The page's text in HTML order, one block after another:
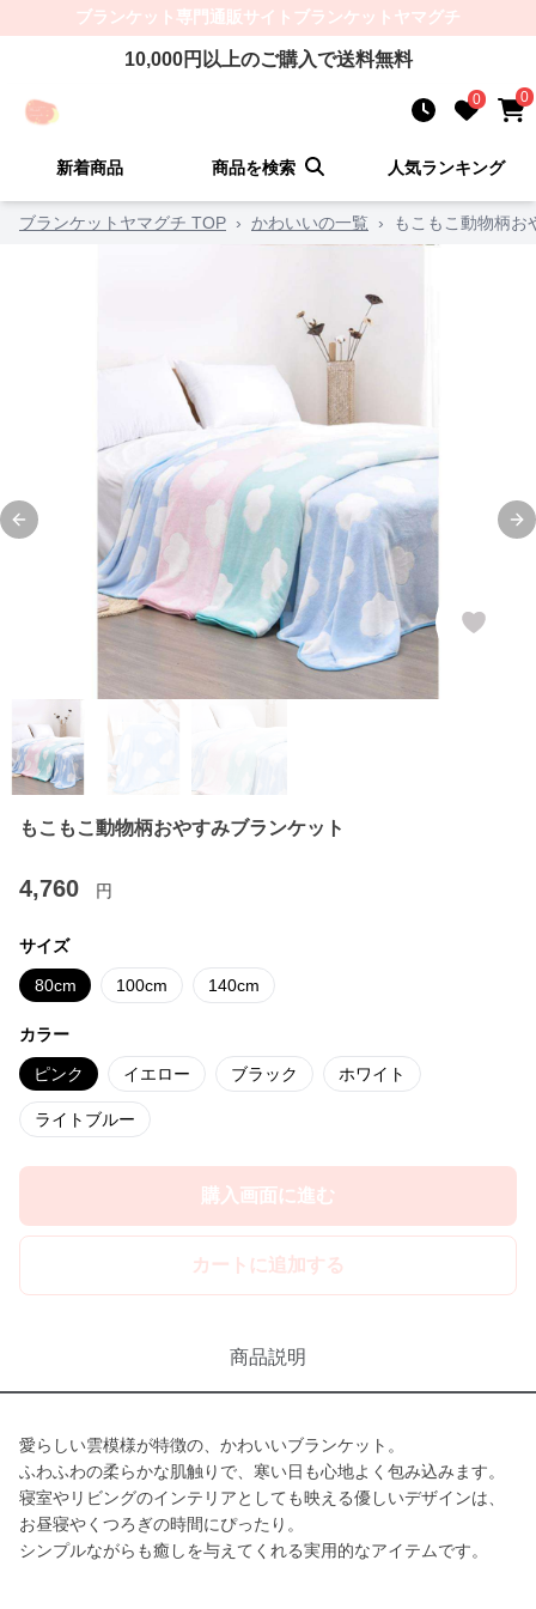
ブランケット 専門通販サイト ブランケットヤマグチ
10,000円以上のご購入で送料無料
0 0
新着商品 商品を検索 人気ランキング
ブランケットヤマグチ TOP › かわいいの一覧 › もこもこ動物柄お
Previous slide
もこもこ動物柄おやすみブランケット
4,760 円
サイズ
80cm 100cm 140cm
カラー
ピンク イエロー ブラック ホワイト
ライトブルー
購入画面に進む
カートに追加する
商品説明
愛らしい雲模様が特徴の、かわいいブランケット。
ふわふわの柔らかな肌触りで、寒い日も心地よく包み込みます。
寝室やリビングのインテリアとしても映える優しいデザインは、
お昼寝やくつろぎの時間にぴったり。
シンプルながらも癒しを与えてくれる実用的なアイテムです。